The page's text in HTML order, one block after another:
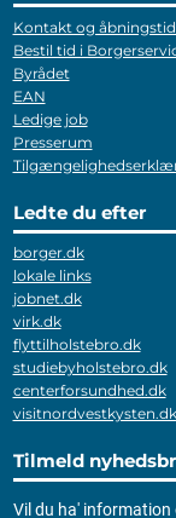
Kontakt og
Bestil tid i
Byrådet
EAN
Ledige job
Presserum
Ledte du efter
borger.dk
lokale links
jobnet.dk
virk.dk
flyttilholstebro.dk
studiebyholstebro.dk
centerforsundhed.dk
visitnordvestkysten.dk
Tilmeld
Vil du ha' information